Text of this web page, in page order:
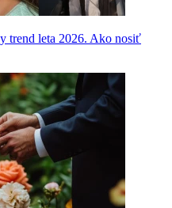
trend leta 2026. Ako nosiť